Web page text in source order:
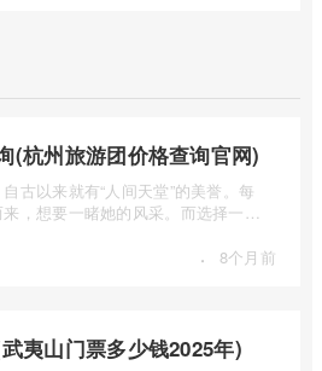
(杭州旅游团价格查询官网)
古以来就有“人间天堂”的美誉。每
，想要一睹她的风采。而选择一个
· 8个月前
夷山门票多少钱2025年)